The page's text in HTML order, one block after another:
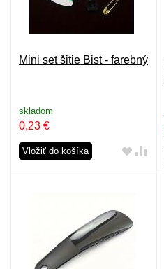
Mini set šitie Bist - farebný
skladom
0,23 €
Vložiť do košíka